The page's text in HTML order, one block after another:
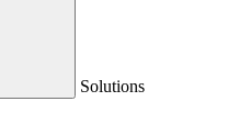
Solutions